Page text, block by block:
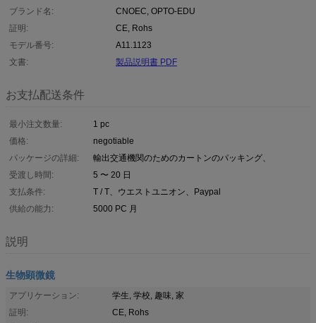
ブランド名:
CNOEC, OPTO-EDU
証明:
CE, Rohs
モデル番号:
A11.1123
文書:
製品説明書 PDF
お支払配送条件
最小注文数量:
1 pc
価格:
negotiable
パッケージの詳細:
輸出交通機関のためのカートンのパッキング、
受渡し時間:
5 〜 20 日
支払条件:
T / T、ウエストユニオン、Paypal
供給の能力:
5000 PC 月
説明
生物顕微鏡
アプリケーション:
学生, 学校, 趣味, 家
証明:
CE, Rohs